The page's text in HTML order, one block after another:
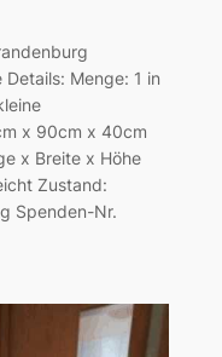
Menge: 1 in
x 90cm x 40cm
x Breite x Höhe
Zustand:
Spenden-Nr.